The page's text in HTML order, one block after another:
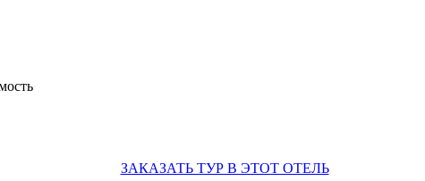
ЗАКАЗАТЬ ТУР В ЭТОТ ОТЕЛЬ